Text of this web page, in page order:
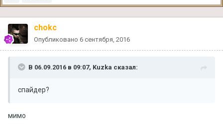
chokc
Опубликовано 6 сентября, 2016
В 06.09.2016 в 09:07, Kuzka сказал:
спайдер?
мимо